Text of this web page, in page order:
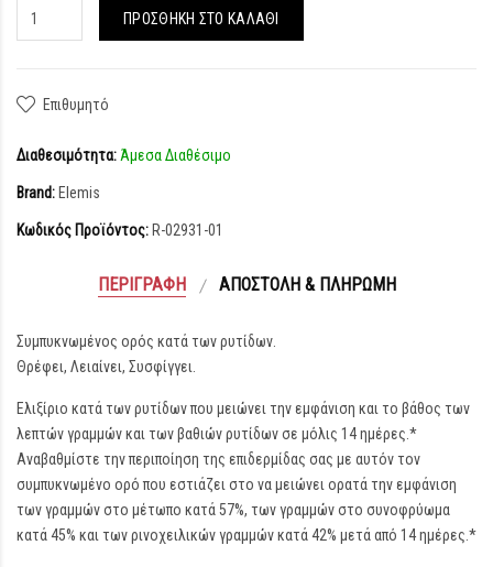
ΠΡΟΣΘΉΚΗ ΣΤΟ ΚΑΛΆΘΙ
Επιθυμητό
Διαθεσιμότητα: Άμεσα Διαθέσιμο
Brand: Elemis
Κωδικός Προϊόντος: R-02931-01
ΠΕΡΙΓΡΑΦΉ ΑΠΟΣΤΟΛΉ & ΠΛΗΡΩΜΉ
Συμπυκνωμένος ορός κατά των ρυτίδων.
Θρέφει, Λειαίνει, Συσφίγγει.
Ελιξίριο κατά των ρυτίδων που μειώνει την εμφάνιση και το βάθος των
λεπτών γραμμών και των βαθιών ρυτίδων σε μόλις 14 ημέρες.*
Αναβαθμίστε την περιποίηση της επιδερμίδας σας με αυτόν τον
συμπυκνωμένο ορό που εστιάζει στο να μειώνει ορατά την εμφάνιση
των γραμμών στο μέτωπο κατά 57%, των γραμμών στο συνοφρύωμα
κατά 45% και των ρινοχειλικών γραμμών κατά 42% μετά από 14 ημέρες.*